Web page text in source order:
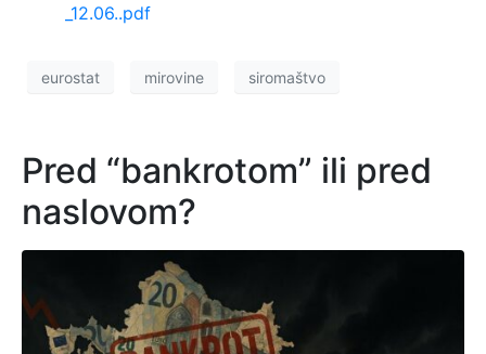
_12.06..pdf
eurostat mirovine siromaštvo
Pred “bankrotom” ili pred
naslovom?